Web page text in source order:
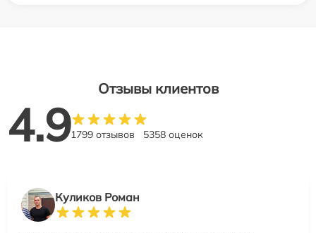
Отзывы клиентов
4.91799 отзывов 5358 оценок
Куликов Роман